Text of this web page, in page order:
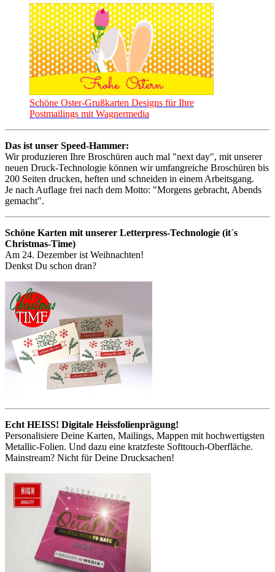
Schöne Oster-Grußkarten Designs für Ihre
Postmailings mit Wagnermedia
Das ist unser Speed-Hammer:
Wir produzieren Ihre Broschüren auch mal "next day", mit unserer
neuen Druck-Technologie können wir umfangreiche Broschüren bis
200 Seiten drucken, heften und schneiden in einem Arbeitsgang.
Je nach Auflage frei nach dem Motto: "Morgens gebracht, Abends
gemacht".
Schöne Karten mit unserer Letterpress-Technologie (it´s
Christmas-Time)
Am 24. Dezember ist Weihnachten!
Denkst Du schon dran?
Echt HEISS! Digitale Heissfolienprägung!
Personalisiere Deine Karten, Mailings, Mappen mit hochwertigsten
Metallic-Folien. Und dazu eine kratzfeste Softtouch-Oberfläche.
Mainstream? Nicht für Deine Drucksachen!